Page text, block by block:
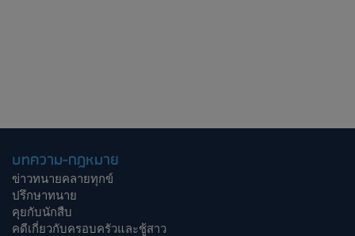
บทความ-กฎหมาย
ข่าวทนายคลายทุกข์
ปรึกษาทนาย
คุยกับนักสืบ
คดีเกี่ยวกับครอบครัวและชู้สาว